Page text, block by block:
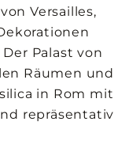
Versailles,
Palast von
Räumen und
in Rom mit
repräsentativ